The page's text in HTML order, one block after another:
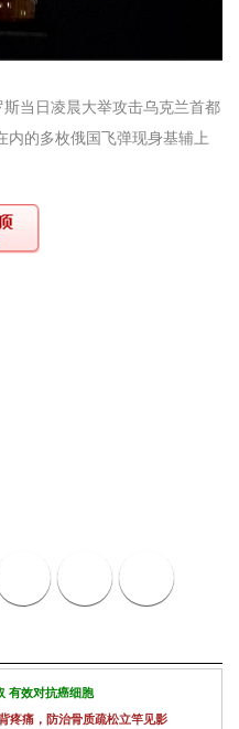
当日凌晨大举攻击乌克兰首都
内的多枚俄国飞弹现身基辅上
有效对抗癌细胞
疼痛，防治骨质疏松立竿见影